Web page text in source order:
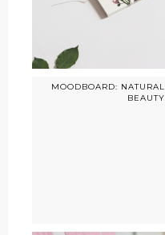
MOODBOARD: NATURAL
BEAUTY